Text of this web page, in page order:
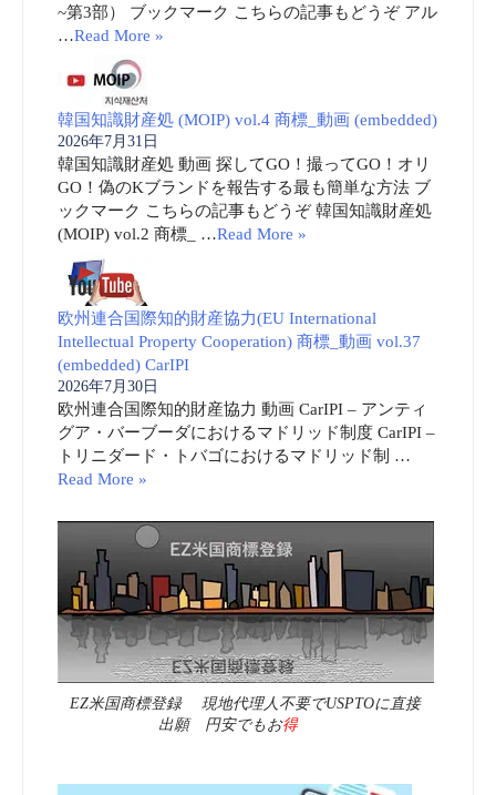
~第3部） ブックマーク こちらの記事もどうぞ アル
…Read More »
韓国知識財産処 (MOIP) vol.4 商標_動画 (embedded)
2026年7月31日
韓国知識財産処 動画 探してGO！撮ってGO！オリ
GO！偽のKブランドを報告する最も簡単な方法 ブ
ックマーク こちらの記事もどうぞ 韓国知識財産処
(MOIP) vol.2 商標_ …Read More »
欧州連合国際知的財産協力(EU International
Intellectual Property Cooperation) 商標_動画 vol.37
(embedded) CarIPI
2026年7月30日
欧州連合国際知的財産協力 動画 CarIPI – アンティ
グア・バーブーダにおけるマドリッド制度 CarIPI –
トリニダード・トバゴにおけるマドリッド制 …
Read More »
EZ米国商標登録 現地代理人不要でUSPTOに直接
出願 円安でもお得